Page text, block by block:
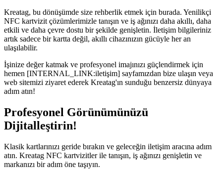
Kreatag, bu dönüşümde size rehberlik etmek için burada. Yenilikçi
NFC kartvizit çözümlerimizle tanışın ve iş ağınızı daha akıllı, daha
etkili ve daha çevre dostu bir şekilde genişletin. İletişim bilgileriniz
artık sadece bir kartta değil, akıllı cihazınızın gücüyle her an
ulaşılabilir.
İşinize değer katmak ve profesyonel imajınızı güçlendirmek için
hemen [INTERNAL_LINK:iletişim] sayfamızdan bize ulaşın veya
web sitemizi ziyaret ederek Kreatag'ın sunduğu benzersiz dünyaya
adım atın!
Profesyonel Görünümünüzü
Dijitalleştirin!
Klasik kartlarınızı geride bırakın ve geleceğin iletişim aracına adım
atın. Kreatag NFC kartvizitler ile tanışın, iş ağınızı genişletin ve
markanızı bir adım öne taşıyın.